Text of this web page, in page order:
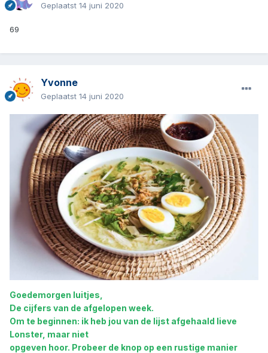
Geplaatst 14 juni 2020
69
Yvonne
Geplaatst 14 juni 2020
Goedemorgen luitjes,
De cijfers van de afgelopen week.
Om te beginnen: ik heb jou van de lijst afgehaald lieve
Lonster, maar niet
opgeven hoor. Probeer de knop op een rustige manier